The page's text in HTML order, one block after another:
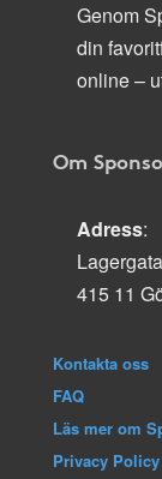
Genom
din
online –
Om
Adress:
415 11
Kontakta oss
FAQ
Läs mer om
Privacy Policy